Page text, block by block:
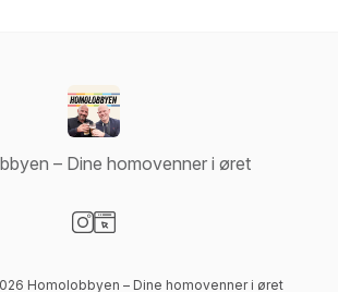
– Dine homovenner i øret
Homolobbyen – Dine homovenner i øret